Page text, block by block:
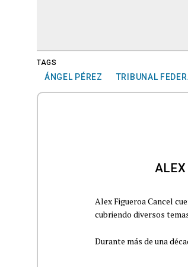
TAGS
ÁNGEL PÉREZ TRIBUNAL
Alex Figueroa Cancel
cubriendo diversos
Durante más de una